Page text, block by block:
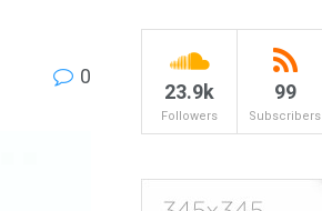
0
23.9k
Followers
99
Subscribers